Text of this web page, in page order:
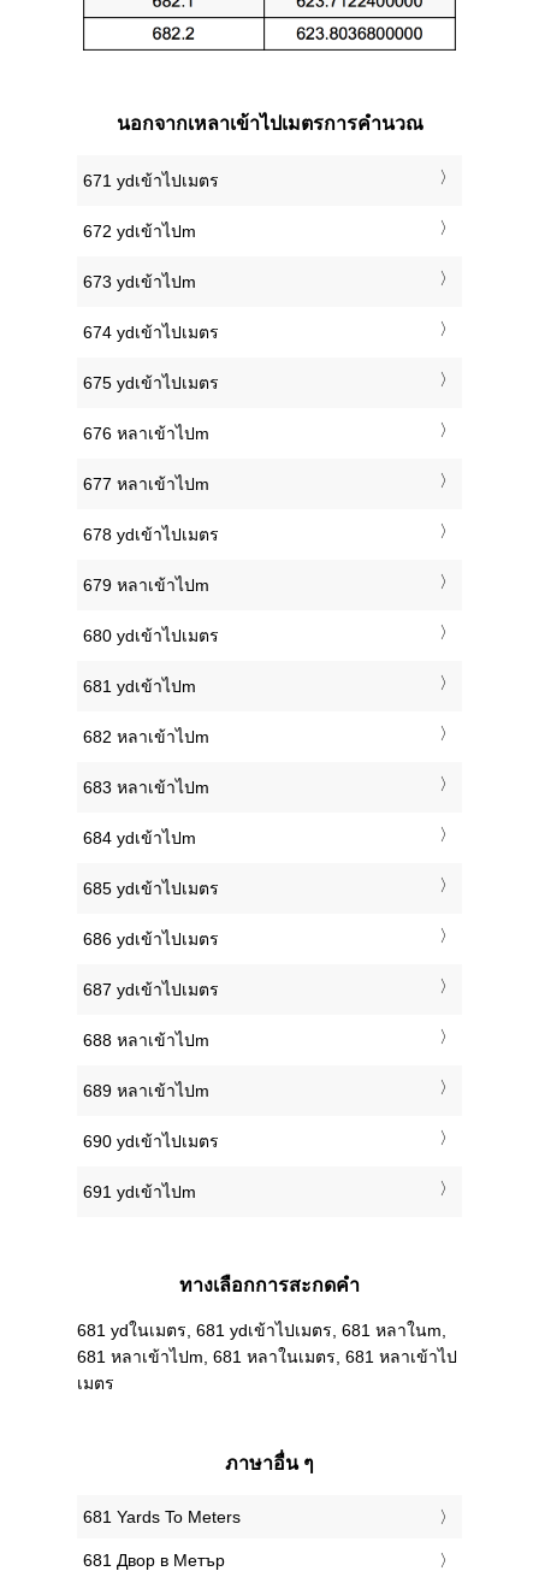
นอกจากเหลาเข้าไปเมตรการคำนวณ
671 ydเข้าไปเมตร
672 ydเข้าไปm
673 ydเข้าไปm
674 ydเข้าไปเมตร
675 ydเข้าไปเมตร
676 หลาเข้าไปm
677 หลาเข้าไปm
678 ydเข้าไปเมตร
679 หลาเข้าไปm
680 ydเข้าไปเมตร
681 ydเข้าไปm
682 หลาเข้าไปm
683 หลาเข้าไปm
684 ydเข้าไปm
685 ydเข้าไปเมตร
686 ydเข้าไปเมตร
687 ydเข้าไปเมตร
688 หลาเข้าไปm
689 หลาเข้าไปm
690 ydเข้าไปเมตร
691 ydเข้าไปm
ทางเลือกการสะกดคำ
681 ydในเมตร, 681 ydเข้าไปเมตร, 681 หลาในm,
681 หลาเข้าไปm, 681 หลาในเมตร, 681 หลาเข้าไป
เมตร
ภาษาอื่น ๆ
‎681 Yards To Meters
‎681 Двор в Метър